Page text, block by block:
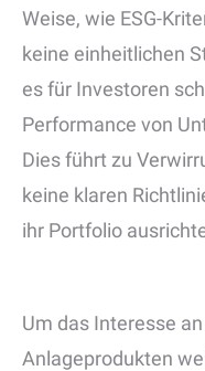
Weise, wie ESG-
keine einheitlichen
es für Investoren
Performance von
Dies führt zu
keine klaren
ihr Portfolio
Um das Interesse
Anlageprodukten